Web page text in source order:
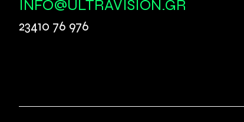
INFO@ULTRAVISION.GR
23410 76 976